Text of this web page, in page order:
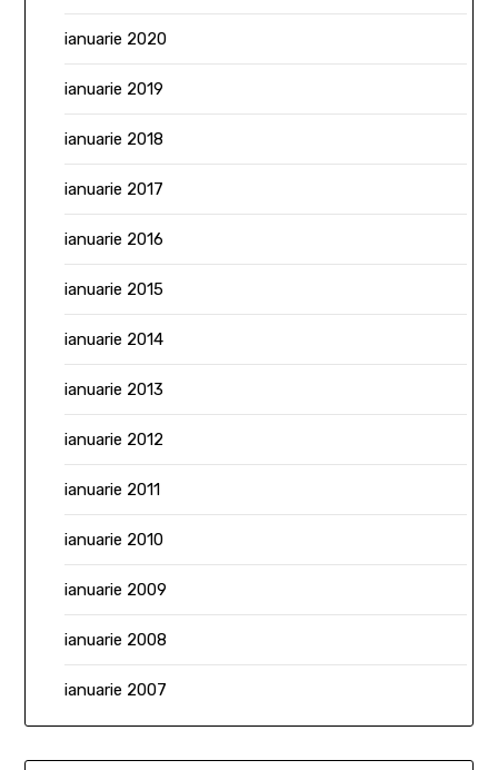
ianuarie 2020
ianuarie 2019
ianuarie 2018
ianuarie 2017
ianuarie 2016
ianuarie 2015
ianuarie 2014
ianuarie 2013
ianuarie 2012
ianuarie 2011
ianuarie 2010
ianuarie 2009
ianuarie 2008
ianuarie 2007